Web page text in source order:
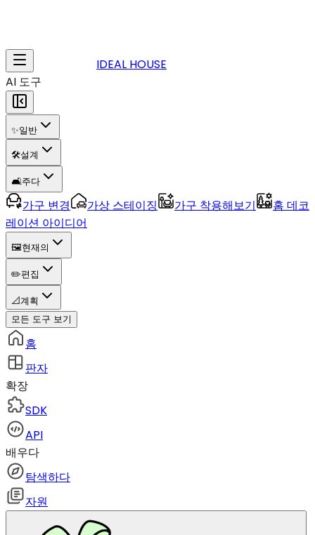
IDEAL HOUSE
AI 도구
✨일반
🛠️설계
🛋️주다
가구 변경 가상 스테이징 가구 착용해보기
홈 데코
레이션 아이디어
🖼️현재의
✏️편집
📐계획
모든 도구 보기
홈
판자
확장
SDK
API
배우다
탐색하다
자원